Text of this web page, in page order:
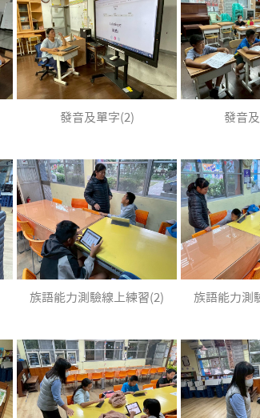
發音及單字(2) 發音
族語能力測驗線上練習(2) 族語能力測